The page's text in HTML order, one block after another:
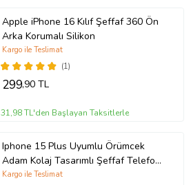
Apple iPhone 16 Kılıf Şeffaf 360 Ön
Arka Korumalı Silikon
(1)
Kargo ile Teslimat
299,90 TL
31,98 TL'den Başlayan Taksitlerle
Iphone 15 Plus Uyumlu Örümcek
Adam Kolaj Tasarımlı Şeffaf Telefon
Kılıfı
Kargo ile Teslimat